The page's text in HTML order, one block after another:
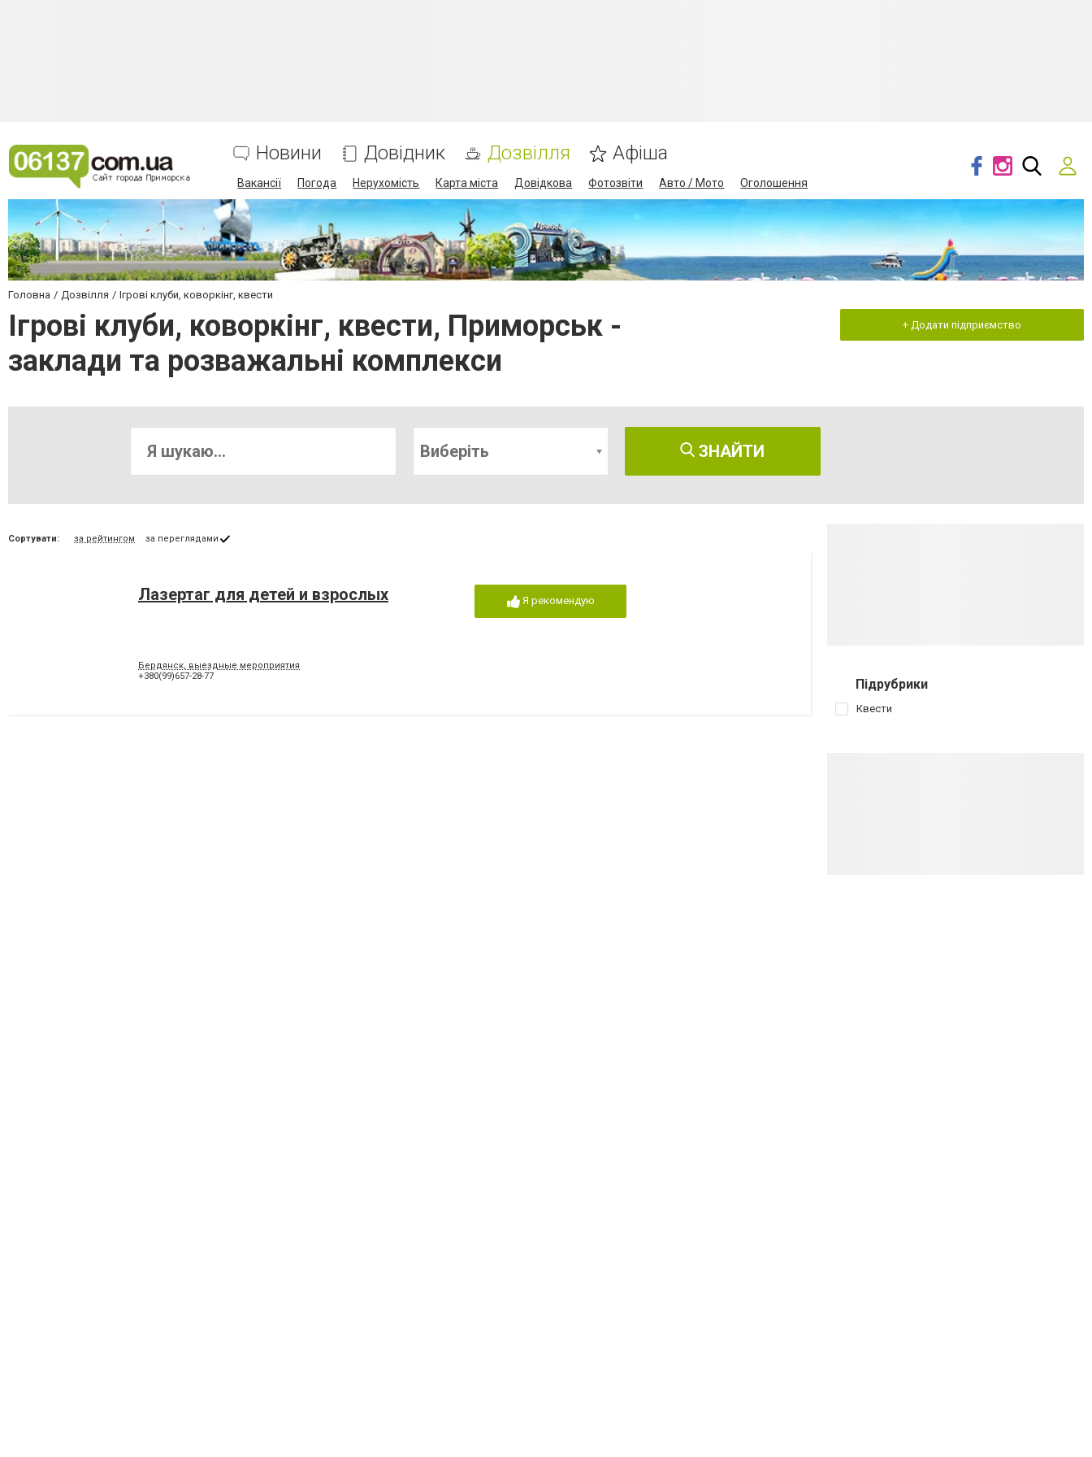
Новини Довідник Дозвілля Афіша
Вакансії Погода Нерухомість Карта міста Довідкова Фотозвіти Авто / Мото Оголошення
Головна Дозвілля Ігрові клуби, коворкінг, квести
Ігрові клуби, коворкінг, квести, Приморськ -
заклади та розважальні комплекси
+ Додати підприємство
Виберіть ЗНАЙТИ
Сортувати: за рейтингом за переглядами
Лазертаг для детей и взрослых
Бердянск, выездные мероприятия
+380(99)657-28-77
Я рекомендую
Підрубрики
Квести